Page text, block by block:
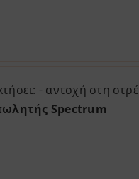
- αντοχή στη
Spectrum